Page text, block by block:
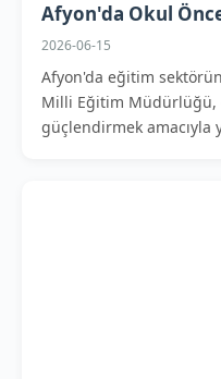
Afyon'da Okul
2026-06-15
Afyon'da eğitim
Milli Eğitim Müdürlüğü,
güçlendirmek amacıyla